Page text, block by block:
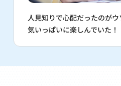
人見知りで心配だったのが
気いっぱいに楽しんでいた！